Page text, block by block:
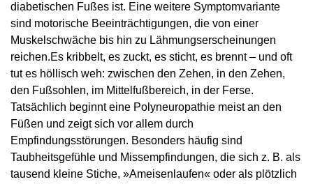
diabetischen Fußes ist. Eine weitere Symptomvariante
sind motorische Beeinträchtigungen, die von einer
Muskelschwäche bis hin zu Lähmungserscheinungen
reichen.Es kribbelt, es zuckt, es sticht, es brennt – und oft
tut es höllisch weh: zwischen den Zehen, in den Zehen,
den Fußsohlen, im Mittelfußbereich, in der Ferse.
Tatsächlich beginnt eine Polyneuropathie meist an den
Füßen und zeigt sich vor allem durch
Empfindungsstörungen. Besonders häufig sind
Taubheitsgefühle und Missempfindungen, die sich z. B. als
tausend kleine Stiche, »Ameisenlaufen« oder als plötzlich